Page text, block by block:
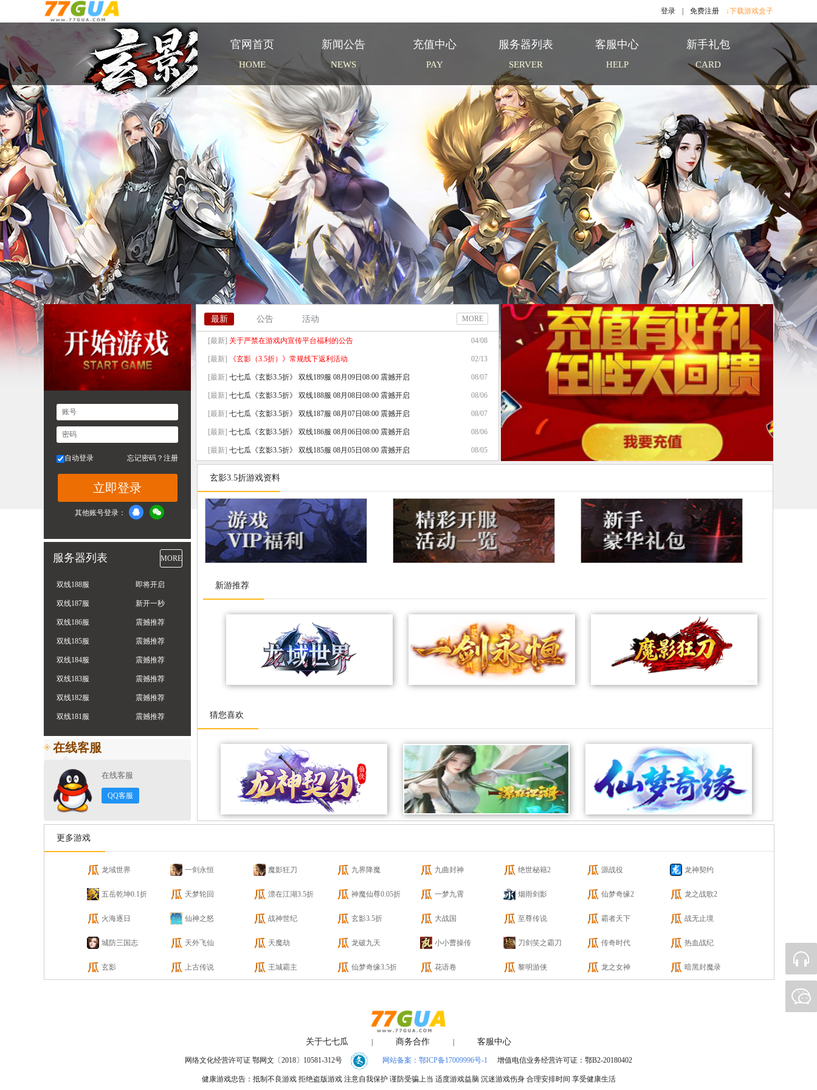
登录 免费注册 ↓下载游戏盒子
官网首页
HOME
新闻公告
NEWS
充值中心
PAY
服务器列表
SERVER
客服中心
HELP
新手礼包
CARD
账号
密码
自动登录 注册
忘记密码？
立即登录
其他账号登录：
服务器列表 MORE
双线188服 即将开启
双线187服 新开一秒
双线186服 震撼推荐
双线185服 震撼推荐
双线184服 震撼推荐
双线183服 震撼推荐
双线182服 震撼推荐
双线181服 震撼推荐
在线客服
在线客服
QQ客服
最新 公告 活动 MORE
[最新] 关于严禁在游戏内宣传平台福利的公告 04/08
[最新] 《玄影（3.5折）》常规线下返利活动 02/13
[最新] 七七瓜《玄影3.5折》 双线189服 08月09日08:00 震撼开启 08/07
[最新] 七七瓜《玄影3.5折》 双线188服 08月08日08:00 震撼开启 08/06
[最新] 七七瓜《玄影3.5折》 双线187服 08月07日08:00 震撼开启 08/07
[最新] 七七瓜《玄影3.5折》 双线186服 08月06日08:00 震撼开启 08/06
[最新] 七七瓜《玄影3.5折》 双线185服 08月05日08:00 震撼开启 08/05
玄影3.5折游戏资料
新游推荐
猜您喜欢
更多游戏
龙域世界 一剑永恒 魔影狂刀 九界降魔 九曲封神 绝世秘籍2 源战役 龙神契约
五岳乾坤0.1折 天梦轮回 漂在江湖3.5折 神魔仙尊0.05折 一梦九霄 烟雨剑影 仙梦奇缘2 龙之战歌2
火海逐日 仙神之怒 战神世纪 玄影3.5折 大战国 至尊传说 霸者天下 战无止境
城防三国志 天外飞仙 天魔劫 龙破九天 小小曹操传 刀剑笑之霸刀 传奇时代 热血战纪
玄影 上古传说 王城霸主 仙梦奇缘3.5折 花语卷 黎明游侠 龙之女神 暗黑封魔录
关于七七瓜 商务合作 客服中心
网络文化经营许可证 鄂网文〔2018〕10581-312号 网站备案：鄂ICP备17009996号-1 增值电信业务经营许可证：鄂B2-20180402
健康游戏忠告：抵制不良游戏 拒绝盗版游戏 注意自我保护 谨防受骗上当 适度游戏益脑 沉迷游戏伤身 合理安排时间 享受健康生活